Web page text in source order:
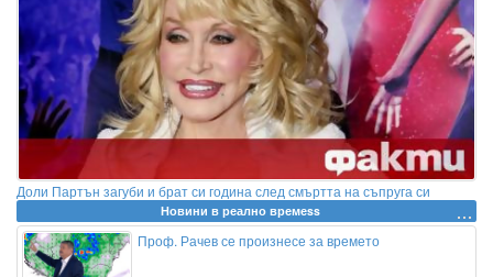
Доли Партън загуби и брат си година след смъртта на съпруга си
Новини в реално времеss
Проф. Рачев се произнесе за времето